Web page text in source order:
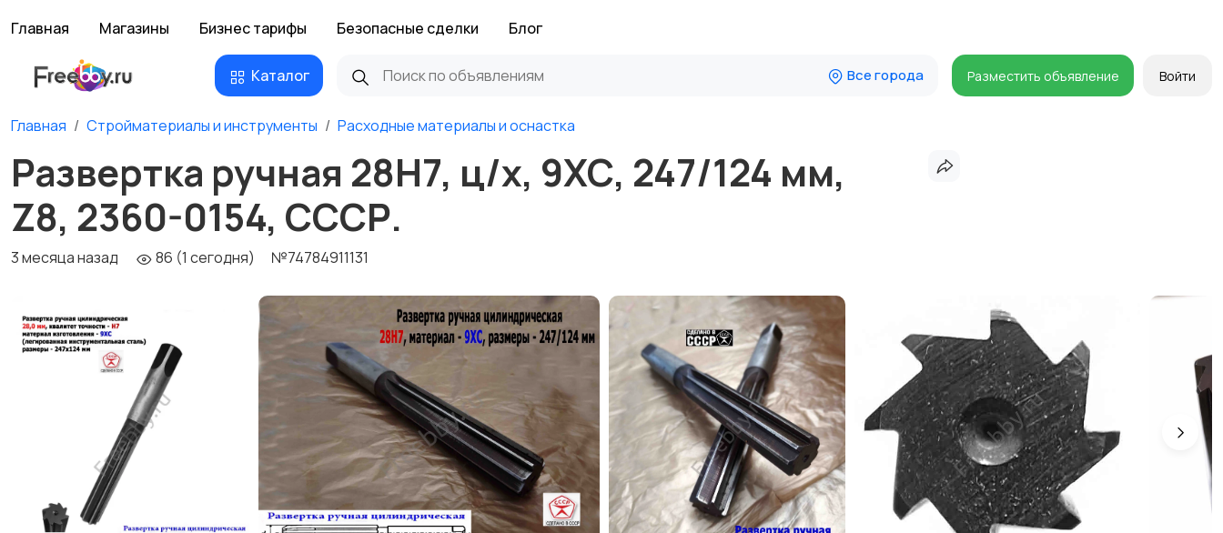
Главная Магазины Бизнес тарифы Безопасные сделки Блог
Каталог Все города Разместить объявление Войти
Главная Стройматериалы и инструменты Расходные материалы и оснастка
Развертка ручная 28Н7, ц/х, 9ХС, 247/124 мм,
Z8, 2360-0154, СССР.
3 месяца назад 86 (1 сегодня) №74784911131